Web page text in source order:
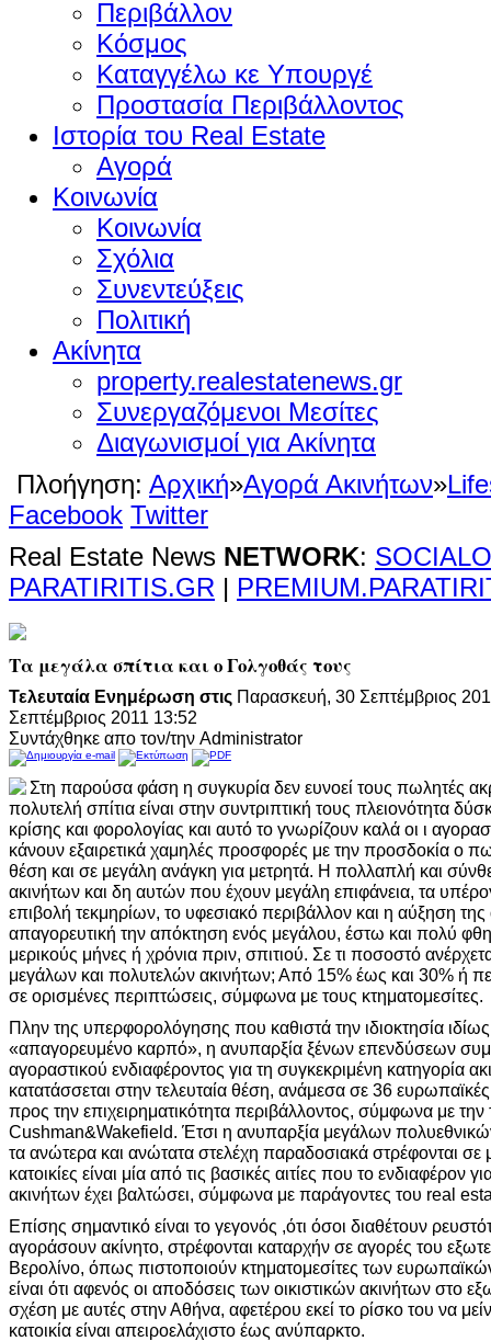
Περιβάλλον
Κόσμος
Καταγγέλω κε Υπουργέ
Προστασία Περιβάλλοντος
Ιστορία του Real Estate
Αγορά
Κοινωνία
Κοινωνία
Σχόλια
Συνεντεύξεις
Πολιτική
Ακίνητα
property.realestatenews.gr
Συνεργαζόμενοι Μεσίτες
Διαγωνισμοί για Ακίνητα
Πλοήγηση: Αρχική»Αγορά Ακινήτων»
Facebook Twitter
Real Estate News NETWORK:
PARATIRITIS.GR |
Τα μεγάλα σπίτια και ο Γολγοθάς τους
Τελευταία Ενημέρωση στις Παρασκευή, 30 Σεπτέμβριος
Σεπτέμβριος 2011 13:52
Συντάχθηκε απο τον/την Administrator
Στη παρούσα φάση η συγκυρία δεν ευνοεί τους πωλητές
πολυτελή σπίτια είναι στην συντριπτική τους πλειονότητα
κρίσης και φορολογίας και αυτό το γνωρίζουν καλά οι ι
κάνουν εξαιρετικά χαμηλές προσφορές με την προσδοκία ο
θέση και σε μεγάλη ανάγκη για μετρητά. Η πολλαπλή και
ακινήτων και δη αυτών που έχουν μεγάλη επιφάνεια, τα
επιβολή τεκμηρίων, το υφεσιακό περιβάλλον και η αύξηση της
απαγορευτική την απόκτηση ενός μεγάλου, έστω και πολύ
μερικούς μήνες ή χρόνια πριν, σπιτιού. Σε τι ποσοστό
μεγάλων και πολυτελών ακινήτων; Από 15% έως και 30% ή
σε ορισμένες περιπτώσεις, σύμφωνα με τους κτηματομεσίτες.
Πλην της υπερφορολόγησης που καθιστά την ιδιοκτησία
«απαγορευμένο καρπό», η ανυπαρξία ξένων επενδύσεων
αγοραστικού ενδιαφέροντος για τη συγκεκριμένη κατηγορία
κατατάσσεται στην τελευταία θέση, ανάμεσα σε 36
προς την επιχειρηματικότητα περιβάλλοντος, σύμφωνα με την
Cushman&Wakefield. Έτσι η ανυπαρξία μεγάλων
τα ανώτερα και ανώτατα στελέχη παραδοσιακά στρέφονται σε
κατοικίες είναι μία από τις βασικές αιτίες που το ενδιαφέρον
ακινήτων έχει βαλτώσει, σύμφωνα με παράγοντες του real
Επίσης σημαντικό είναι το γεγονός ,ότι όσοι διαθέτουν
αγοράσουν ακίνητο, στρέφονται καταρχήν σε αγορές του
Βερολίνο, όπως πιστοποιούν κτηματομεσίτες των
είναι ότι αφενός οι αποδόσεις των οικιστικών ακινήτων στο
σχέση με αυτές στην Αθήνα, αφετέρου εκεί το ρίσκο του να
κατοικία είναι απειροελάχιστο έως ανύπαρκτο.